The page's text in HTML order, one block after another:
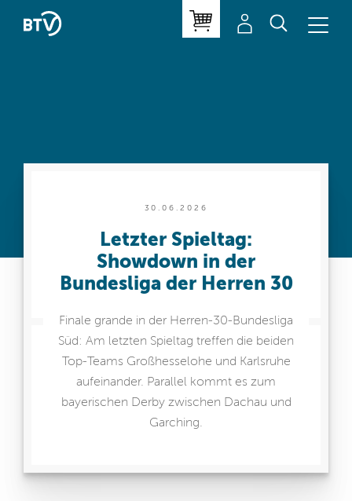
30.06.2026
Letzter Spieltag:
Showdown in der
Bundesliga der Herren 30
Finale grande in der Herren-30-Bundesliga
Süd: Am letzten Spieltag treffen die beiden
Top-Teams Großhesselohe und Karlsruhe
aufeinander. Parallel kommt es zum
bayerischen Derby zwischen Dachau und
Garching.